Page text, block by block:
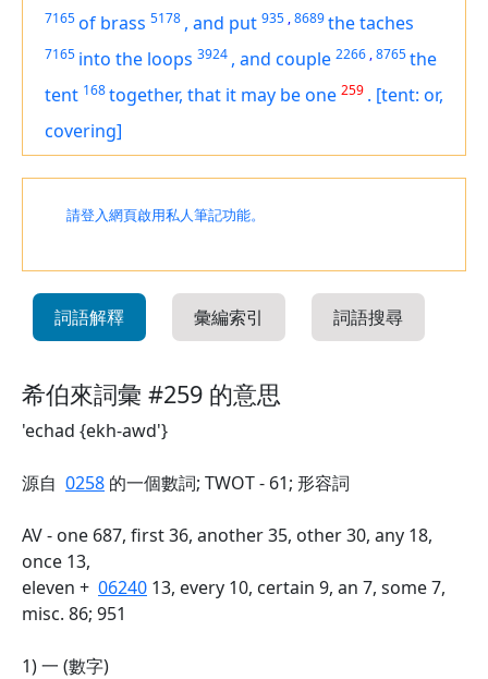
7165of brass 5178 , and put 935 ,8689the taches
7165 into the loops 3924 , and couple 2266 ,8765the
tent 168together, that it may be one 259 . [tent: or,
covering]
請登入網頁啟用私人筆記功能。
詞語解釋 彙編索引 詞語搜尋
希伯來詞彙 #259 的意思
'echad {ekh-awd'}
源自 0258 的一個數詞; TWOT - 61; 形容詞
AV - one 687, first 36, another 35, other 30, any 18,
once 13,
eleven + 06240 13, every 10, certain 9, an 7, some 7,
misc. 86; 951
1) 一 (數字)